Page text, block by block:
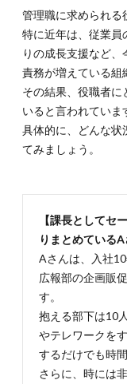
管理職に求められる
特に近年は、従業員
りの成長支援など
責務が増えている組
その結果、役職者に
いると言われていま
具体的に、どんな状
てみましょう。
【課長としてセ
りまとめているA
Aさんは、入社10
広報部の企画販
す。
抱える部下は10
やテレワークを
するだけでも時
さらに、時には